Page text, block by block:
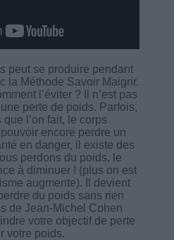
peut se produire pendant
la Méthode Savoir Maigrir.
l’éviter ? Il n’est pas
perte de poids. Parfois,
l’on fait, le corps
encore perdre un
en danger, il existe des
perdons du poids, le
à diminuer ! (plus on est
augmente). Il devient
du poids sans rien
de Jean-Michel Cohen
votre objectif de perte
votre poids.